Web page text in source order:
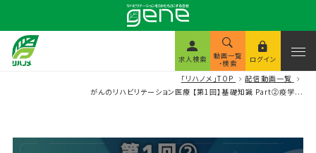
求人検索 動画一覧
・検索 ログイン
「リハノメ」TOP
配信動画一覧
がんのリハビリテーション医療 【第1回】基礎知識 Part②疫学...